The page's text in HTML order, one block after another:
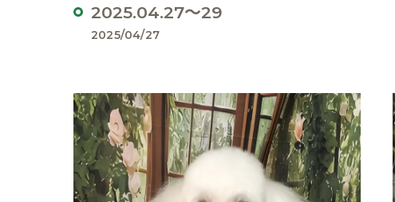
2025.04.27～29
2025/04/27